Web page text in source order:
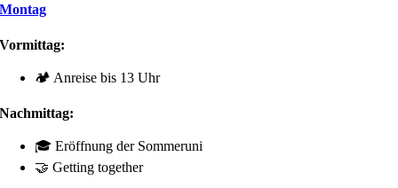
Montag
Vormittag:
🏕️ Anreise bis 13 Uhr
Nachmittag:
🎓 Eröffnung der Sommeruni
🤝 Getting together